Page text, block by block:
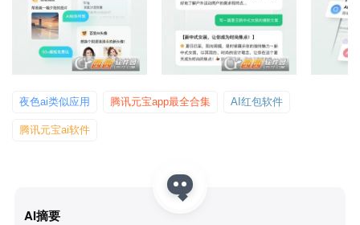
夜色ai类似应用 腾讯元宝app最全合集 AI红包软件
腾讯元宝ai软件
AI摘要